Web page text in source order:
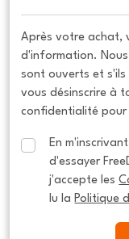
Après votre achat,
d'information.
sont ouverts et
vous désinscrire à
confidentialité
En
d'essayer
j'accepte les
lu la Politique